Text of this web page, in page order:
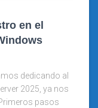
en el
dedicando al
2025, ya nos
pasos